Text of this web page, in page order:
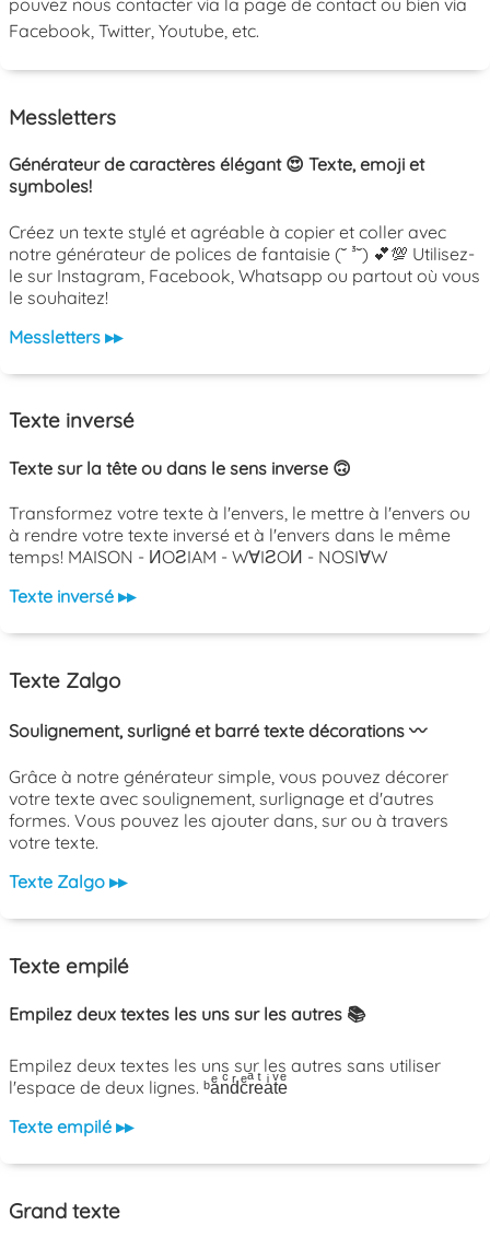
pouvez nous contacter via la page de contact ou bien via
Facebook, Twitter, Youtube, etc.
Messletters
Générateur de caractères élégant 😍 Texte, emoji et
symboles!
Créez un texte stylé et agréable à copier et coller avec
notre générateur de polices de fantaisie (˘ ³˘) 💕💯 Utilisez-
le sur Instagram, Facebook, Whatsapp ou partout où vous
le souhaitez!
Messletters ▸▸
Texte inversé
Texte sur la tête ou dans le sens inverse 🙃
Transformez votre texte à l'envers, le mettre à l'envers ou
à rendre votre texte inversé et à l'envers dans le même
temps! MAISON - ИOƧIAM - W∀IƧOИ - NOSI∀W
Texte inversé ▸▸
Texte Zalgo
Soulignement, surligné et barré texte décorations 〰️
Grâce à notre générateur simple, vous pouvez décorer
votre texte avec soulignement, surlignage et d'autres
formes. Vous pouvez les ajouter dans, sur ou à travers
votre texte.
Texte Zalgo ▸▸
Texte empilé
Empilez deux textes les uns sur les autres 📚
Empilez deux textes les uns sur les autres sans utiliser
l'espace de deux lignes. ᵇaͤnͨdͬcͤrͣeͭaͥtͮeͤ
Texte empilé ▸▸
Grand texte